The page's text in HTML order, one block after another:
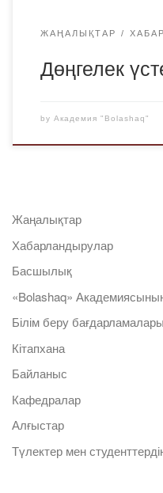
ЖАҢАЛЫҚТАР
Дөңгелек
by Академия "Bolashaq"
Жаңалықтар
Хабарландырулар
Басшылық
«Bolashaq»
Білім беру бағдарламалары
Кітапхана
Байланыс
Кафедралар
Алғыстар
Түлектер мен студенттердің